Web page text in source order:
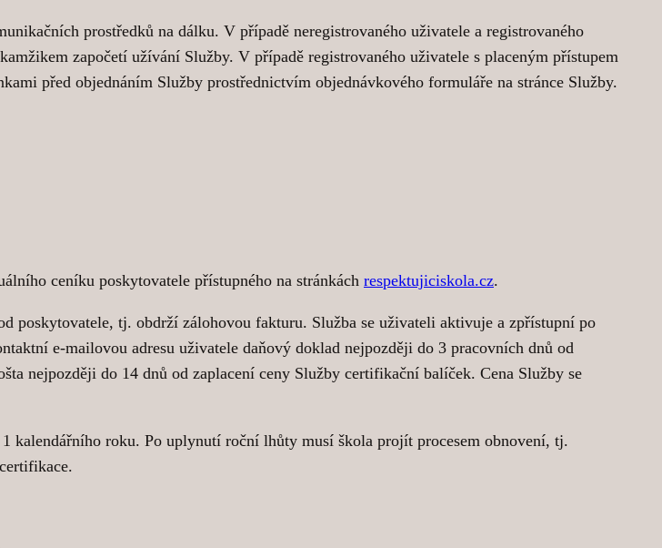
prostředků na dálku. V případě neregistrovaného uživatele a registrovaného
započetí užívání Služby. V případě registrovaného uživatele s placeným přístupem
před objednáním Služby prostřednictvím objednávkového formuláře na stránce Služby.
ceníku poskytovatele přístupného na stránkách respektujiciskola.cz.
poskytovatele, tj. obdrží zálohovou fakturu. Služba se uživateli aktivuje a zpřístupní po
e-mailovou adresu uživatele daňový doklad nejpozději do 3 pracovních dnů od
nejpozději do 14 dnů od zaplacení ceny Služby certifikační balíček. Cena Služby se
kalendářního roku. Po uplynutí roční lhůty musí škola projít procesem obnovení, tj.